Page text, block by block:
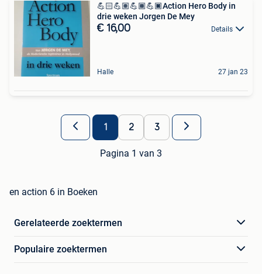
💪🏻💪🏽💪🏾💪🏿Action Hero Body in
drie weken Jorgen De Mey
€ 16,00 Details
Halle 27 jan 23
1 2 3
Pagina 1 van 3
en action 6 in Boeken
Gerelateerde zoektermen
Populaire zoektermen